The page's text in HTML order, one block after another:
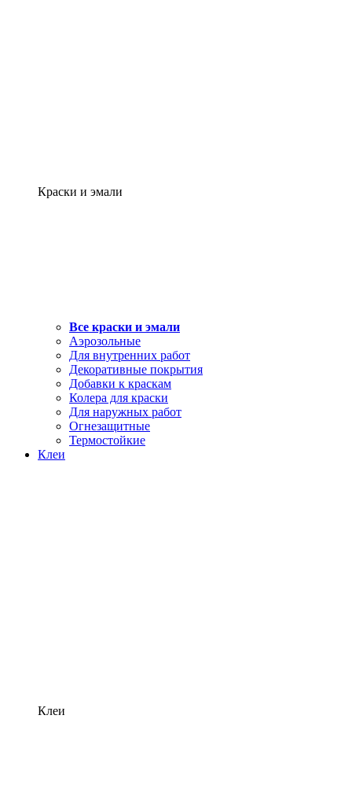
Краски и эмали
Все краски и эмали
Аэрозольные
Для внутренних работ
Декоративные покрытия
Добавки к краскам
Колера для краски
Для наружных работ
Огнезащитные
Термостойкие
Клеи
Клеи